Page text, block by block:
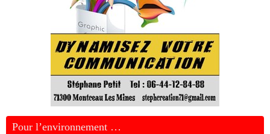
Pour l’environnement …